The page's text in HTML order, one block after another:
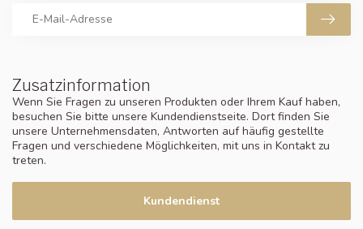
Zusatzinformation
Wenn Sie Fragen zu unseren Produkten oder Ihrem Kauf haben,
besuchen Sie bitte unsere Kundendienstseite. Dort finden Sie
unsere Unternehmensdaten, Antworten auf häufig gestellte
Fragen und verschiedene Möglichkeiten, mit uns in Kontakt zu
treten.
Kundendienst